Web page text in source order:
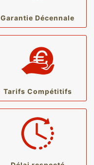
Garantie Décennale
Tarifs Compétitifs